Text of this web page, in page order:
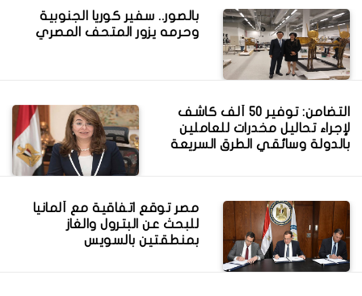
بالصور.. سفير كوريا الجنوبية
وحرمه يزور المتحف المصري
التضامن: توفير 50 ألف كاشف
لإجراء تحاليل مخدرات للعاملين
بالدولة وسائقي الطرق السريعة
مصر توقع اتفاقية مع ألمانيا
للبحث عن البترول والغاز
بمنطقتين بالسويس